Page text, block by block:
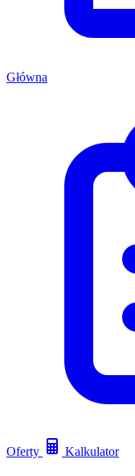
Główna
Oferty Kalkulator